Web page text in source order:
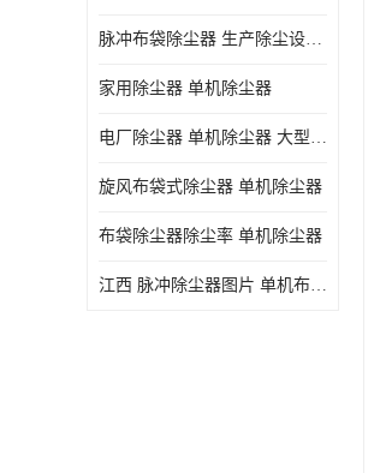
脉冲布袋除尘器 生产除尘设备厂家
家用除尘器 单机除尘器
电厂除尘器 单机除尘器 大型除尘器制作厂家
旋风布袋式除尘器 单机除尘器
布袋除尘器除尘率 单机除尘器
江西 脉冲除尘器图片 单机布袋除尘器 规格齐全